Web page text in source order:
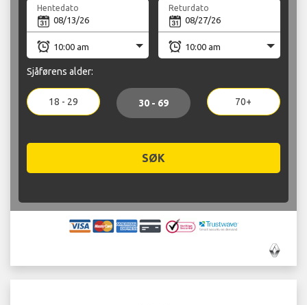
Hentedato Returdato
Sjåførens alder:
18 - 29 30 - 69 70+
SØK